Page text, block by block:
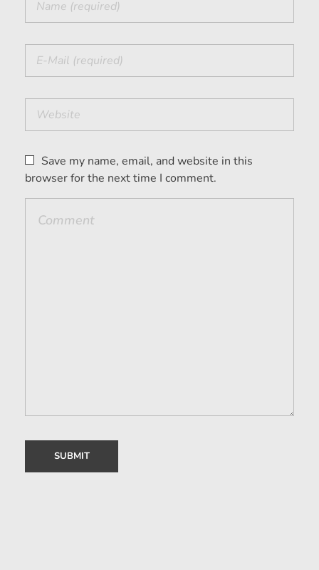
Save my name, email, and website in this
browser for the next time I comment.